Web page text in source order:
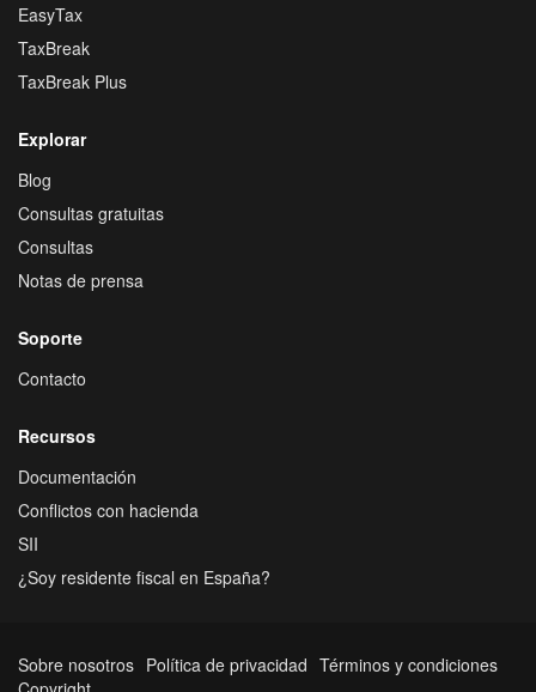
EasyTax
TaxBreak
TaxBreak Plus
Explorar
Blog
Consultas gratuitas
Consultas
Notas de prensa
Soporte
Contacto
Recursos
Documentación
Conflictos con hacienda
SII
¿Soy residente fiscal en España?
Sobre nosotros Política de privacidad Términos y condiciones